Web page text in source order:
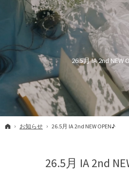
26.5月 IA 2nd NEW
ホーム
お知らせ 26.5月 IA 2nd NEW OPEN♪
26.5月 IA 2nd